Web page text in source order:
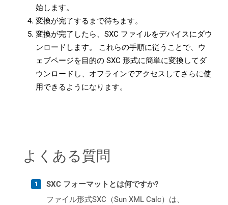
始します。
変換が完了するまで待ちます。
変換が完了したら、SXC ファイルをデバイスにダウ
ンロードします。 これらの手順に従うことで、ウ
ェブページを目的の SXC 形式に簡単に変換してダ
ウンロードし、オフラインでアクセスしてさらに使
用できるようになります。
よくある質問
SXC フォーマットとは何ですか?
ファイル形式SXC（Sun XML Calc）は、